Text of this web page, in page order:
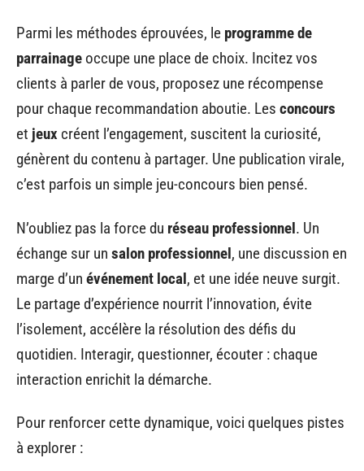
Parmi les méthodes éprouvées, le programme de
parrainage occupe une place de choix. Incitez vos
clients à parler de vous, proposez une récompense
pour chaque recommandation aboutie. Les concours
et jeux créent l’engagement, suscitent la curiosité,
génèrent du contenu à partager. Une publication virale,
c’est parfois un simple jeu-concours bien pensé.
N’oubliez pas la force du réseau professionnel. Un
échange sur un salon professionnel, une discussion en
marge d’un événement local, et une idée neuve surgit.
Le partage d’expérience nourrit l’innovation, évite
l’isolement, accélère la résolution des défis du
quotidien. Interagir, questionner, écouter : chaque
interaction enrichit la démarche.
Pour renforcer cette dynamique, voici quelques pistes
à explorer :